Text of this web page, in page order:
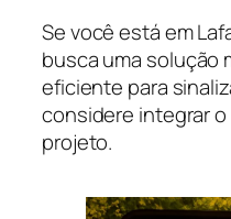
Se você está em
busca uma solução
eficiente para
considere integrar o
projeto.